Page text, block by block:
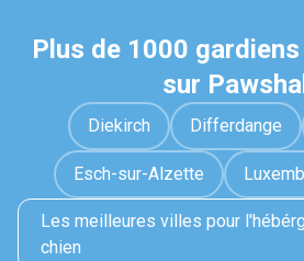
Plus de 1000
sur
Diekirch Differdange
Esch-sur-Alzette
Les meilleures villes pour
chien